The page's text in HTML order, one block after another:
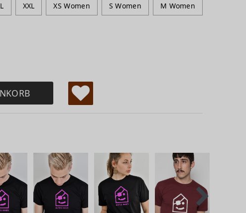
XXL XS Women S Women M Women
W
ns
ch
lis
te